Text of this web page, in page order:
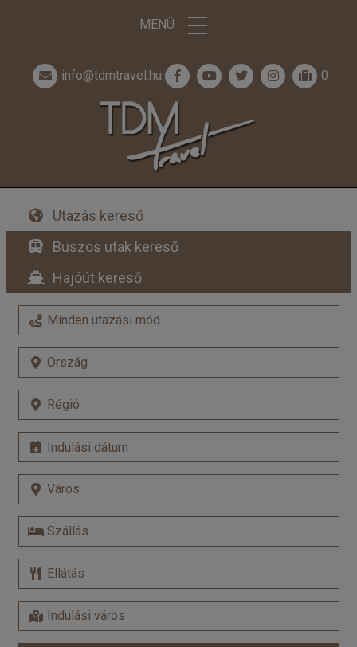
MENÜ
info@tdmtravel.hu 0
Utazás kereső
Buszos utak kereső
Hajóút kereső